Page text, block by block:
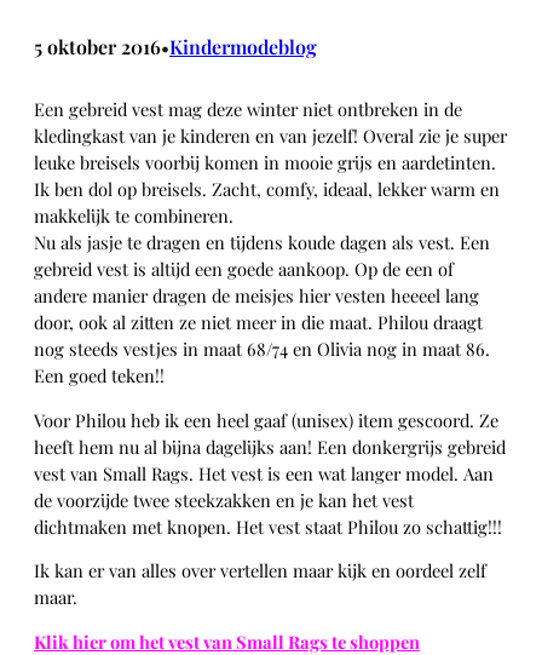
5 oktober 2016•Kindermodeblog
Een gebreid vest mag deze winter niet ontbreken in de
kledingkast van je kinderen en van jezelf! Overal zie je super
leuke breisels voorbij komen in mooie grijs en aardetinten.
Ik ben dol op breisels. Zacht, comfy, ideaal, lekker warm en
makkelijk te combineren.
Nu als jasje te dragen en tijdens koude dagen als vest. Een
gebreid vest is altijd een goede aankoop. Op de een of
andere manier dragen de meisjes hier vesten heeeel lang
door, ook al zitten ze niet meer in die maat. Philou draagt
nog steeds vestjes in maat 68/74 en Olivia nog in maat 86.
Een goed teken!!
Voor Philou heb ik een heel gaaf (unisex) item gescoord. Ze
heeft hem nu al bijna dagelijks aan! Een donkergrijs gebreid
vest van Small Rags. Het vest is een wat langer model. Aan
de voorzijde twee steekzakken en je kan het vest
dichtmaken met knopen. Het vest staat Philou zo schattig!!!
Ik kan er van alles over vertellen maar kijk en oordeel zelf
maar.
Klik hier om het vest van Small Rags te shoppen